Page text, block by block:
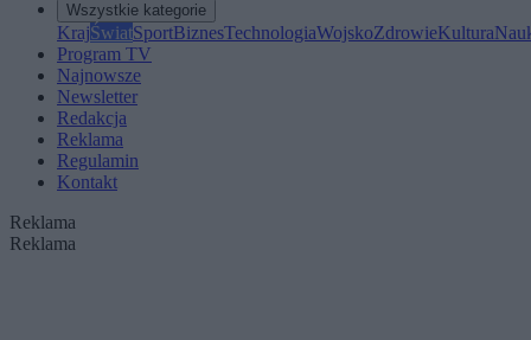
Wszystkie kategorie
KrajŚwiatSportBiznesTechnologiaWojskoZdrowieKultura
Program TV
Najnowsze
Newsletter
Redakcja
Reklama
Regulamin
Kontakt
Reklama
Reklama